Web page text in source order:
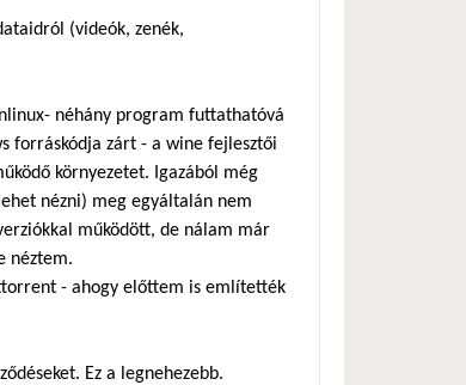
(videók, zenék,
néhány program futtathatóvá
forráskódja zárt - a wine fejlesztői
környezetet. Igazából még
nézni) meg egyáltalán nem
működött, de nálam már
néztem.
- ahogy előttem is említették
Ez a legnehezebb.